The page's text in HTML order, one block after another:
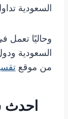
السعودية تداول
وحاليًا تعمل
السعودية
من موقع